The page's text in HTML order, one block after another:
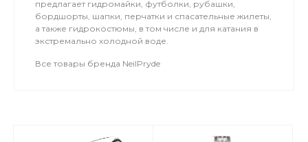
предлагает гидромайки, футболки, рубашки,
бордшорты, шапки, перчатки и спасательные жилеты,
а также гидрокостюмы, в том числе и для катания в
экстремально холодной воде.
Все товары бренда NeilPryde